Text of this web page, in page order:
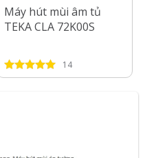
Máy hút mùi âm tủ
TEKA CLA 72K00S
14